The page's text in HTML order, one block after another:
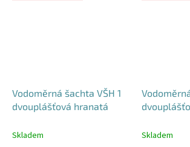
Vodoměrná šachta VŠH 1
dvouplášťová hranatá
Skladem Skladem